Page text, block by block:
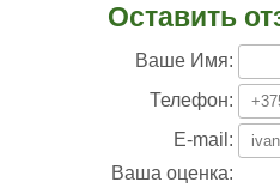
Оставить
Ваше Имя:
Телефон:
E-mail:
Ваша оценка: